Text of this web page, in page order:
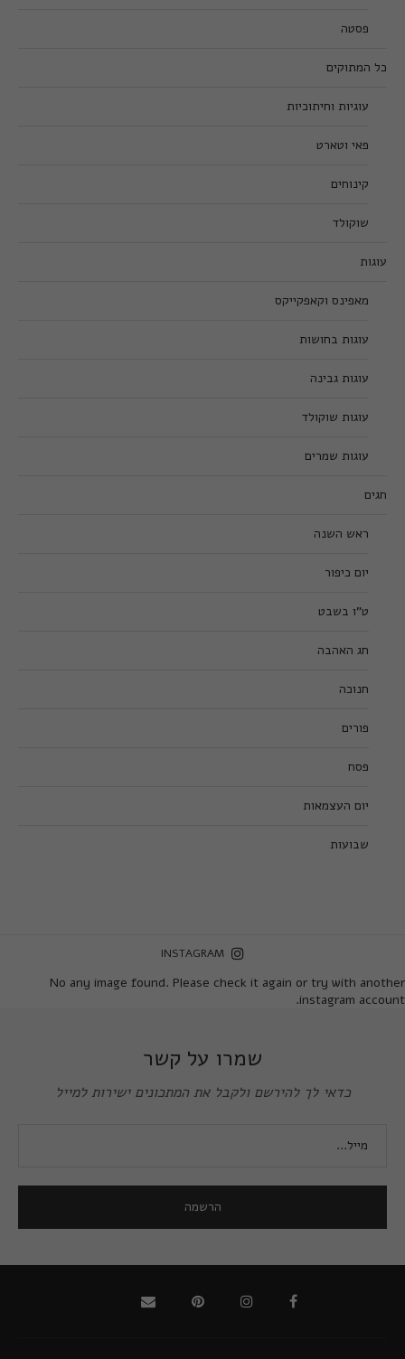
פסטה
כל המתוקים
עוגיות וחיתוכיות
פאי וטארט
קינוחים
שוקולד
עוגות
מאפינס וקאפקייקס
עוגות בחושות
עוגות גבינה
עוגות שוקולד
עוגות שמרים
חגים
ראש השנה
יום כיפור
ט”ו בשבט
חג האהבה
חנוכה
פורים
פסח
יום העצמאות
שבועות
INSTAGRAM
No any image found. Please check it again or try with another
instagram account.
שמרו על קשר
כדאי לך להירשם ולקבל את המתכונים ישירות למייל